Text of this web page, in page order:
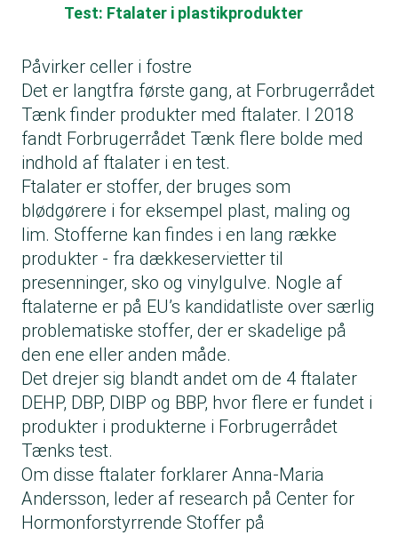
Test: Ftalater i plastikprodukter
Påvirker celler i fostre
Det er langtfra første gang, at Forbrugerrådet
Tænk finder produkter med ftalater. I 2018
fandt Forbrugerrådet Tænk flere bolde med
indhold af ftalater i en test.
Ftalater er stoffer, der bruges som
blødgørere i for eksempel plast, maling og
lim. Stofferne kan findes i en lang række
produkter - fra dækkeservietter til
presenninger, sko og vinylgulve. Nogle af
ftalaterne er på EU’s kandidatliste over særlig
problematiske stoffer, der er skadelige på
den ene eller anden måde.
Det drejer sig blandt andet om de 4 ftalater
DEHP, DBP, DIBP og BBP, hvor flere er fundet i
produkter i produkterne i Forbrugerrådet
Tænks test.
Om disse ftalater forklarer Anna-Maria
Andersson, leder af research på Center for
Hormonforstyrrende Stoffer på